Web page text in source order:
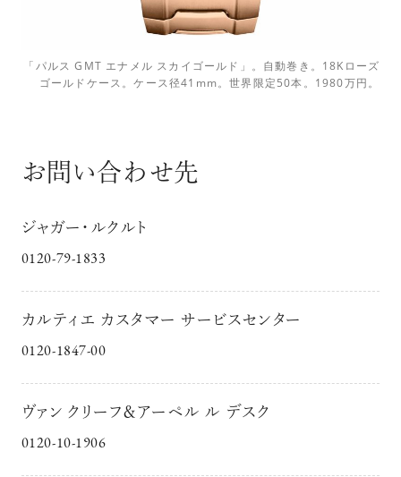
「パルス GMT エナメル スカイゴールド」。自動巻き。18Kローズ
ゴールドケース。ケース径41mm。世界限定50本。1980万円。
お問い合わせ先
ジャガー・ルクルト
0120-79-1833
カルティエ カスタマー サービスセンター
0120-1847-00
ヴァン クリーフ＆アーペル ル デスク
0120-10-1906